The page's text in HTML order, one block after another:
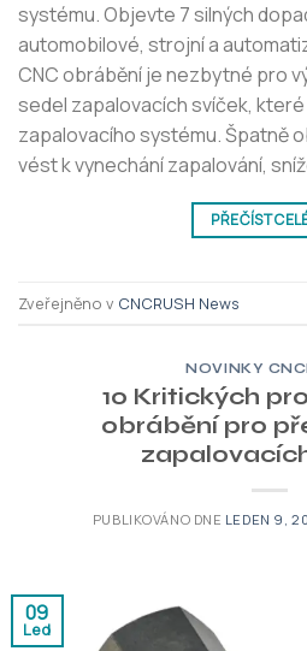
systému. Objevte 7 silných
automobilové, strojní a
CNC obrábění je nezbytné pro
sedel zapalovacích svíček,
zapalovacího systému. Špatně
vést k vynechání zapalování,
PŘEČÍST
Zveřejněno v CNCRUSH News
NOVINKY
10 Kritických
obrábění pro
PUBLIKOVÁNO DNE LEDEN 9,
09
Led